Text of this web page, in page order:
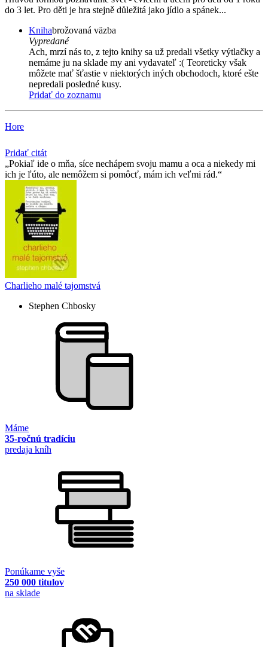
do 3 let. Pro děti je hra stejně důležitá jako jídlo a spánek...
Knihabrožovaná väzba
Vypredané
Ach, mrzí nás to, z tejto knihy sa už predali všetky výtlačky a
nemáme ju na sklade my ani vydavateľ :( Teoreticky však
môžete mať šťastie v niektorých iných obchodoch, ktoré ešte
nepredali posledné kusy.
Pridať do zoznamu
Hore
Pridať citát
Pokiaľ ide o mňa, síce nechápem svoju mamu a oca a niekedy mi
ich je ľúto, ale nemôžem si pomôcť, mám ich veľmi rád.
Charlieho malé tajomstvá
Stephen Chbosky
Máme
35-ročnú tradíciu
predaja kníh
Ponúkame vyše
250 000 titulov
na sklade